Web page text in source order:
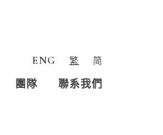
ENG 繁 简
團隊 聯系我們